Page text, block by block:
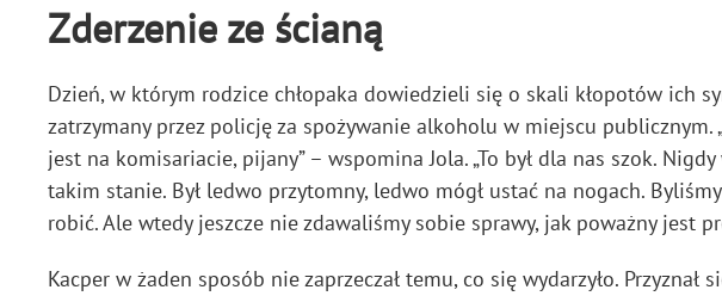
Zderzenie ze ścianą
Dzień, w którym rodzice chłopaka dowiedzieli się o skali kłopotów ich
zatrzymany przez policję za spożywanie alkoholu w miejscu publicznym.
jest na komisariacie, pijany” – wspomina Jola. „To był dla nas szok.
takim stanie. Był ledwo przytomny, ledwo mógł ustać na nogach.
robić. Ale wtedy jeszcze nie zdawaliśmy sobie sprawy, jak poważny jest
Kacper w żaden sposób nie zaprzeczał temu, co się wydarzyło. Przyznał